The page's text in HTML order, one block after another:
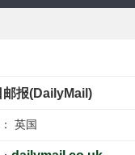
邮报(DailyMail)
英国